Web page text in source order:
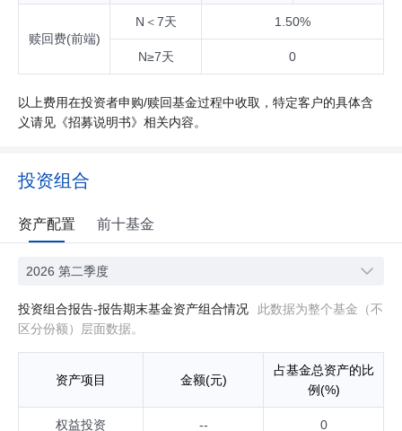
赎回费(前端)
N＜7天 1.50%
N≥7天 0
以上费用在投资者申购/赎回基金过程中收取，特定客户的具体含
义请见《招募说明书》相关内容。
投资组合
资产配置 前十基金
2026 第二季度
投资组合报告-报告期末基金资产组合情况
此数据为整个基金（不
区分份额）层面数据。
资产项目 金额(元)
占基金总资产的比
例(%)
权益投资 -- 0